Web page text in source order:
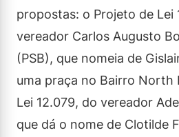
propostas: o Projeto de Lei
vereador Carlos Augusto
(PSB), que nomeia de
uma praça no Bairro North
Lei 12.079, do vereador
que dá o nome de Clotilde